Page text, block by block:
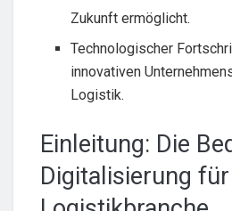
Zukunft ermöglicht.
Technologischer
innovativen
Logistik.
Einleitung: Die
Digitalisierung